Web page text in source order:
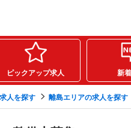
ピックアップ求人 新
人を探す 離島エリアの求人を探す